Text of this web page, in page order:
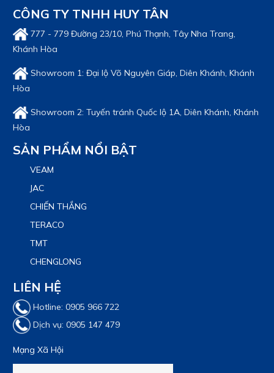
CÔNG TY TNHH HUY TÂN
777 - 779 Đường 23/10, Phú Thạnh, Tây Nha Trang,
Khánh Hòa
Showroom 1: Đại lộ Võ Nguyên Giáp, Diên Khánh, Khánh
Hòa
Showroom 2: Tuyến tránh Quốc lộ 1A, Diên Khánh, Khánh
Hòa
SẢN PHẨM NỔI BẬT
VEAM
JAC
CHIẾN THẮNG
TERACO
TMT
CHENGLONG
LIÊN HỆ
Hotline: 0905 966 722
Dịch vụ: 0905 147 479
Mạng Xã Hội